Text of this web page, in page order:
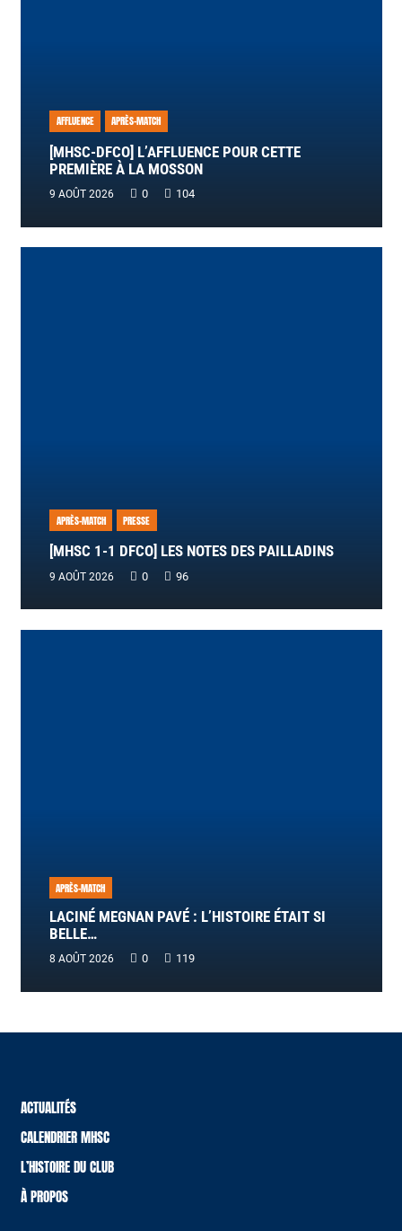
AFFLUENCE APRÈS-MATCH
[MHSC-DFCO] L’AFFLUENCE POUR CETTE
PREMIÈRE À LA MOSSON
9 AOÛT 2026 0 104
APRÈS-MATCH PRESSE
[MHSC 1-1 DFCO] LES NOTES DES PAILLADINS
9 AOÛT 2026 0 96
APRÈS-MATCH
LACINÉ MEGNAN PAVÉ : L’HISTOIRE ÉTAIT SI
BELLE…
8 AOÛT 2026 0 119
ACTUALITÉS
CALENDRIER MHSC
L’HISTOIRE DU CLUB
À PROPOS